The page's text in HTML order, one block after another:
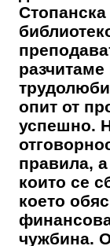
опит от
успешно.
правила,
които се
което
чужбина.